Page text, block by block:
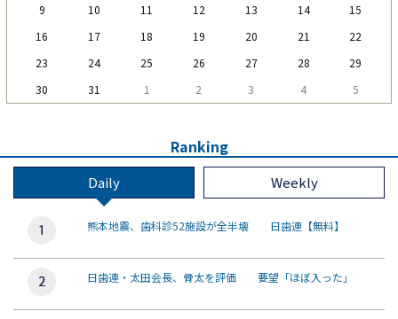
9
10 11 12 13 14
15
16
17 18 19 20 21
22
23
24 25 26 27 28
29
30
31 1 2 3 4 5
Ranking
Daily Weekly
熊本地震、歯科診52施設が全半壊 日歯連【無料】
日歯連・太田会長、骨太を評価 要望「ほぼ入った」